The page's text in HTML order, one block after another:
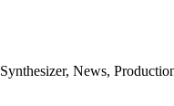
Synthesizer, News,